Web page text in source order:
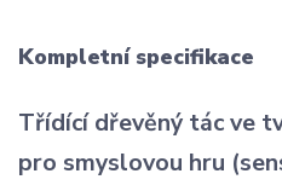
Kompletní specifikace
Třídící dřevěný tác ve
pro smyslovou hru